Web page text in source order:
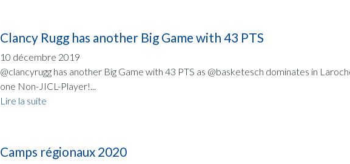
Clancy Rugg has another Big Game with 43 PTS
10 décembre 2019
@clancyrugg has another Big Game with 43 PTS as @basketesch dominates in
one Non-JICL-Player!...
Lire la suite
Camps régionaux 2020